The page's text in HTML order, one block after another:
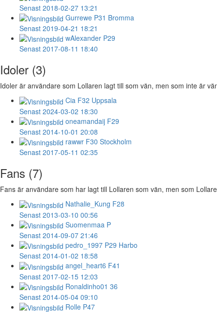
Senast 2018-02-27 13:21
Gurrewe P31 Bromma
Senast 2019-04-21 18:21
wAlexander P29
Senast 2017-08-11 18:40
Idoler (3)
Idoler är användare som Lollaren lagt till som vän, men som inte är
Cia F32 Uppsala
Senast 2024-03-02 18:30
oneamandaij F29
Senast 2014-10-01 20:08
rawwr F30 Stockholm
Senast 2017-05-11 02:35
Fans (7)
Fans är användare som har lagt till Lollaren som vän, men som
Nathalie_Kung F28
Senast 2013-03-10 00:56
Suomenmaa P
Senast 2014-09-07 21:46
pedro_1997 P29 Harbo
Senast 2014-01-02 18:58
angel_heart6 F41
Senast 2017-02-15 12:03
Ronaldinho01 36
Senast 2014-05-04 09:10
Rolle P47